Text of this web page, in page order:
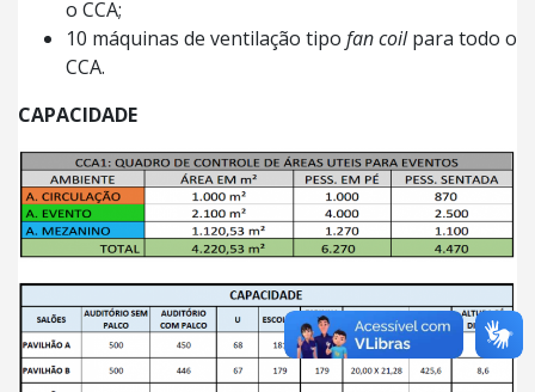
o CCA;
10 máquinas de ventilação tipo fan coilpara todo o
CCA.
CAPACIDADE